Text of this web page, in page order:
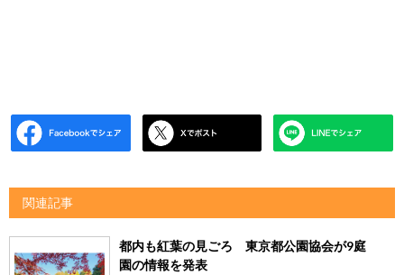
関連記事
都内も紅葉の見ごろ 東京都公園協会が9庭
園の情報を発表